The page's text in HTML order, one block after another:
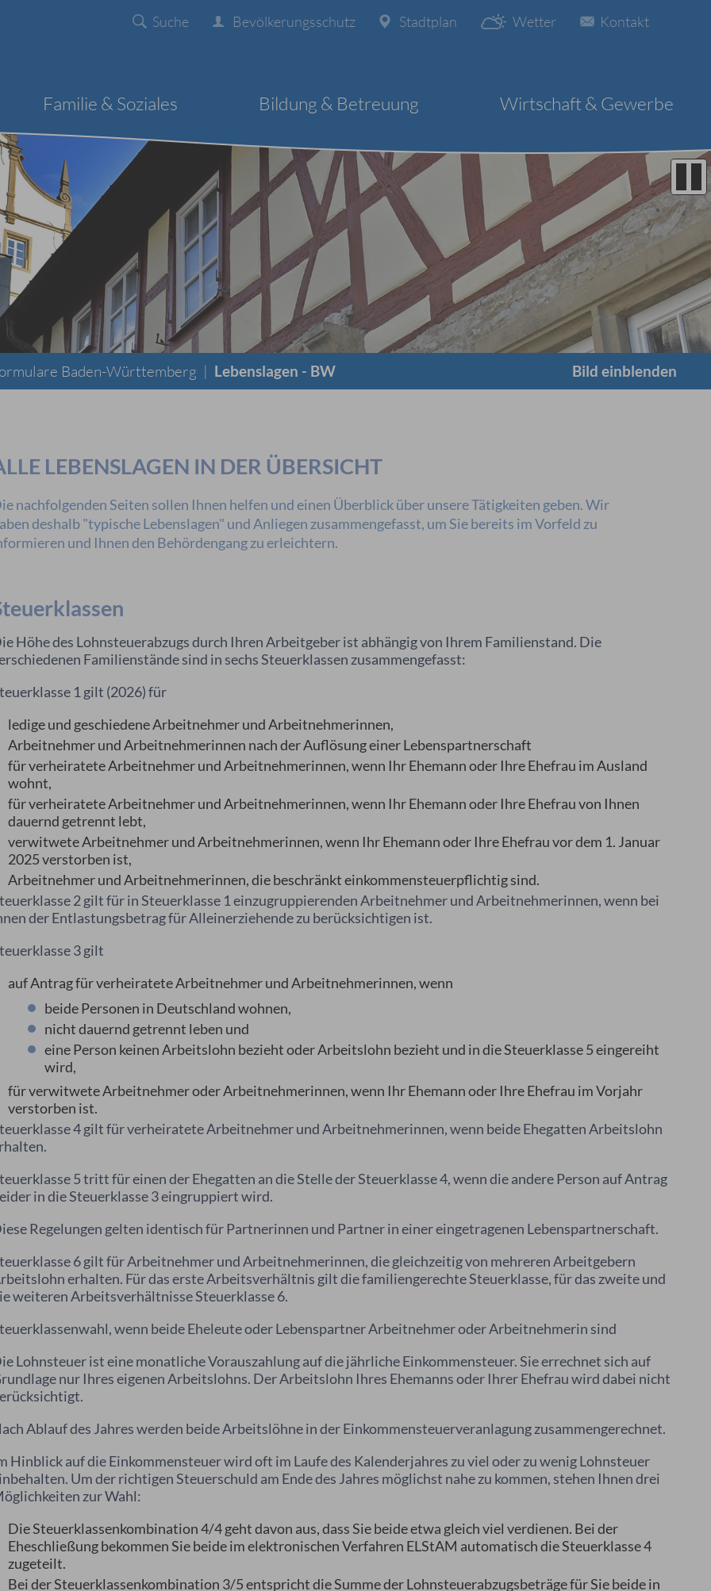
Kontakt
Wetter
Stadtplan
Bevölkerungsschutz
Suche
Familie & Soziales Bildung & Betreuung Wirtschaft & Gewerbe
Baden-Württemberg | Lebenslagen - BW Bild einblenden
LEBENSLAGEN IN DER ÜBERSICHT
nachfolgenden Seiten sollen Ihnen helfen und einen Überblick über unsere Tätigkeiten geben. Wir
deshalb "typische Lebenslagen" und Anliegen zusammengefasst, um Sie bereits im Vorfeld zu
und Ihnen den Behördengang zu erleichtern.
Höhe des Lohnsteuerabzugs durch Ihren Arbeitgeber ist abhängig von Ihrem Familienstand. Die
Familienstände sind in sechs Steuerklassen zusammengefasst:
1 gilt (2026) für
ledige und geschiedene Arbeitnehmer und Arbeitnehmerinnen,
Arbeitnehmer und Arbeitnehmerinnen nach der Auflösung einer Lebenspartnerschaft
für verheiratete Arbeitnehmer und Arbeitnehmerinnen, wenn Ihr Ehemann oder Ihre Ehefrau im Ausland
wohnt,
für verheiratete Arbeitnehmer und Arbeitnehmerinnen, wenn Ihr Ehemann oder Ihre Ehefrau von Ihnen
dauernd getrennt lebt,
verwitwete Arbeitnehmer und Arbeitnehmerinnen, wenn Ihr Ehemann oder Ihre Ehefrau vor dem 1. Januar
2025 verstorben ist,
Arbeitnehmer und Arbeitnehmerinnen, die beschränkt einkommensteuerpflichtig sind.
2 gilt für in Steuerklasse 1 einzugruppierenden Arbeitnehmer und Arbeitnehmerinnen, wenn bei
der Entlastungsbetrag für Alleinerziehende zu berücksichtigen ist.
3 gilt
auf Antrag für verheiratete Arbeitnehmer und Arbeitnehmerinnen, wenn
beide Personen in Deutschland wohnen,
nicht dauernd getrennt leben und
eine Person keinen Arbeitslohn bezieht oder Arbeitslohn bezieht und in die Steuerklasse 5 eingereiht
wird,
für verwitwete Arbeitnehmer oder Arbeitnehmerinnen, wenn Ihr Ehemann oder Ihre Ehefrau im Vorjahr
verstorben ist.
4 gilt für verheiratete Arbeitnehmer und Arbeitnehmerinnen, wenn beide Ehegatten Arbeitslohn
5 tritt für einen der Ehegatten an die Stelle der Steuerklasse 4, wenn die andere Person auf Antrag
in die Steuerklasse 3 eingruppiert wird.
Regelungen gelten identisch für Partnerinnen und Partner in einer eingetragenen Lebenspartnerschaft.
6 gilt für Arbeitnehmer und Arbeitnehmerinnen, die gleichzeitig von mehreren Arbeitgebern
erhalten. Für das erste Arbeitsverhältnis gilt die familiengerechte Steuerklasse, für das zweite und
weiteren Arbeitsverhältnisse Steuerklasse 6.
wenn beide Eheleute oder Lebenspartner Arbeitnehmer oder Arbeitnehmerin sind
Lohnsteuer ist eine monatliche Vorauszahlung auf die jährliche Einkommensteuer. Sie errechnet sich auf
nur Ihres eigenen Arbeitslohns. Der Arbeitslohn Ihres Ehemanns oder Ihrer Ehefrau wird dabei nicht
Ablauf des Jahres werden beide Arbeitslöhne in der Einkommensteuerveranlagung zusammengerechnet.
Hinblick auf die Einkommensteuer wird oft im Laufe des Kalenderjahres zu viel oder zu wenig Lohnsteuer
Um der richtigen Steuerschuld am Ende des Jahres möglichst nahe zu kommen, stehen Ihnen drei
zur Wahl:
Die Steuerklassenkombination 4/4 geht davon aus, dass Sie beide etwa gleich viel verdienen. Bei der
Eheschließung bekommen Sie beide im elektronischen Verfahren ELStAM automatisch die Steuerklasse 4
zugeteilt.
Bei der Steuerklassenkombination 3/5 entspricht die Summe der Lohnsteuerabzugsbeträge für Sie beide in